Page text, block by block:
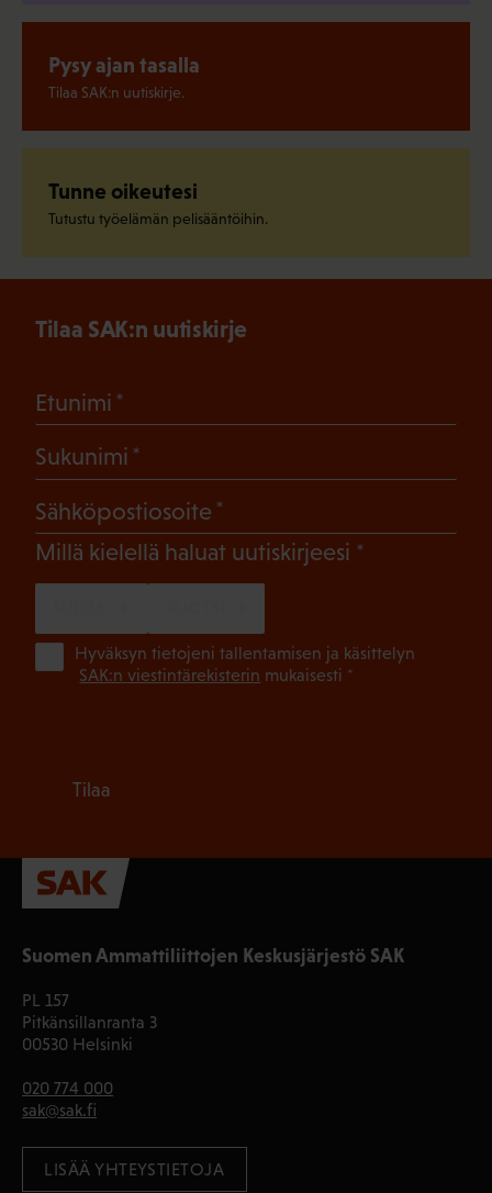
Pysy ajan tasalla
Tilaa SAK:n uutiskirje.
Tunne oikeutesi
Tutustu työelämän pelisääntöihin.
Suomen Ammattiliittojen Keskusjärjestö SAK
PL 157
Pitkänsillanranta 3
00530 Helsinki
020 774 000
sak@sak.fi
LISÄÄ YHTEYSTIETOJA
Tilaa SAK:n uutiskirje
Etunimi
Sukunimi
Sähköpostiosoite
Millä kielellä haluat uutiskirjeesi (Pakollinen)
Hyväksyn tietojeni tallentamisen ja käsittelyn
SAK:n viestintärekisterin mukaisesti *
Tilaa